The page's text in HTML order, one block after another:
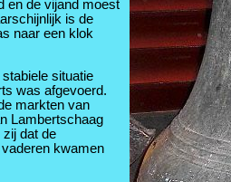
en de vijand moest
is de
naar een klok
situatie
was afgevoerd.
markten van
Lambertschaag
zij dat de
kwamen